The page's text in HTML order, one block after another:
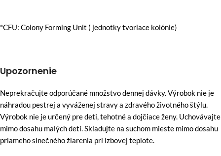
*CFU: Colony Forming Unit ( jednotky tvoriace kolónie)
Upozornenie
Neprekračujte odporúčané množstvo dennej dávky. Výrobok nie je
náhradou pestrej a vyváženej stravy a zdravého životného štýlu.
Výrobok nie je určený pre deti, tehotné a dojčiace ženy. Uchovávajte
mimo dosahu malých detí. Skladujte na suchom mieste mimo dosahu
priameho slnečného žiarenia pri izbovej teplote.